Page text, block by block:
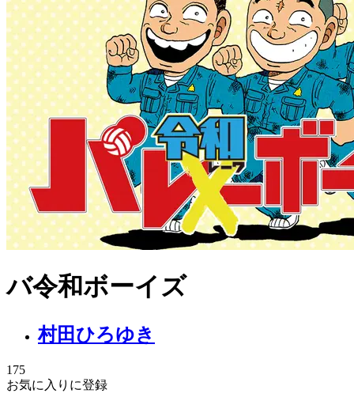
バ令和ボーイズ
村田ひろゆき
175
お気に入りに登録